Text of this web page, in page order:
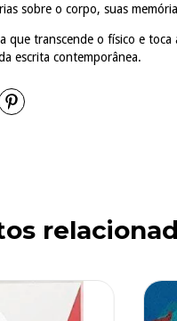
sobre o corpo, suas
que transcende o físico e toca
escrita contemporânea.